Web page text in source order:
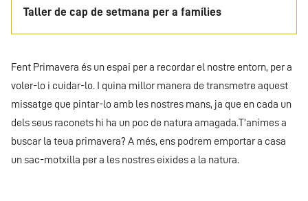
Taller de cap de setmana per a famílies
Fent Primavera és un espai per a recordar el nostre entorn, per a
voler-lo i cuidar-lo. I quina millor manera de transmetre aquest
missatge que pintar-lo amb les nostres mans, ja que en cada un
dels seus raconets hi ha un poc de natura amagada.T’animes a
buscar la teua primavera? A més, ens podrem emportar a casa
un sac-motxilla per a les nostres eixides a la natura.